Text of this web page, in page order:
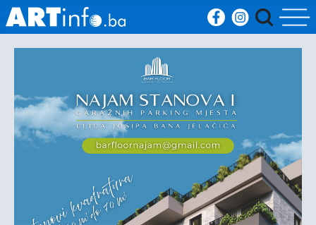
Vijesti
Sport
Crna